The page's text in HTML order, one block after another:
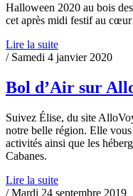
Halloween 2020 au bois
cet après midi festif au
Lire la suite
/ Samedi 4 janvier 2020
Bol d’Air sur
Suivez Élise, du site
notre belle région. Elle
activités ainsi que les
Cabanes.
Lire la suite
/ Mardi 24 septembre 2019